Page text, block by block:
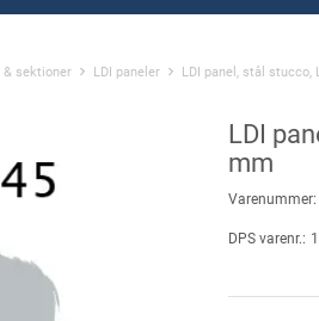
& sektioner LDI paneler LDI panel, stål stucco,
LDI
mm
Varenummer:
DPS varenr.: